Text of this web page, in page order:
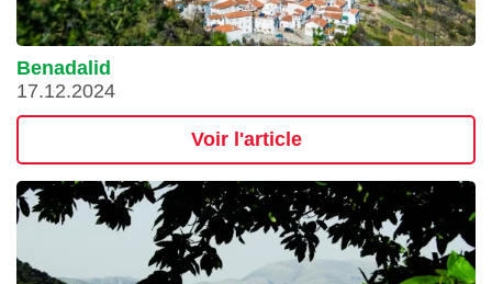
Benadalid
17.12.2024
Voir l'article